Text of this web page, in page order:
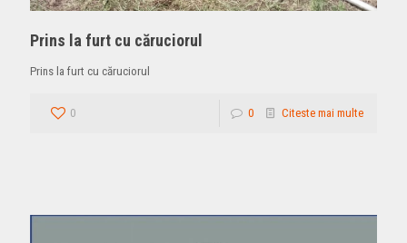
Prins la furt cu căruciorul
Prins la furt cu căruciorul
0 0 Citeste mai multe